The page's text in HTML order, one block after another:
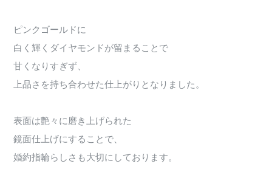
ピンクゴールドに
白く輝くダイヤモンドが留まることで
甘くなりすぎず、
上品さを持ち合わせた仕上がりとなりました。
表面は艶々に磨き上げられた
鏡面仕上げにすることで、
婚約指輪らしさも大切にしております。